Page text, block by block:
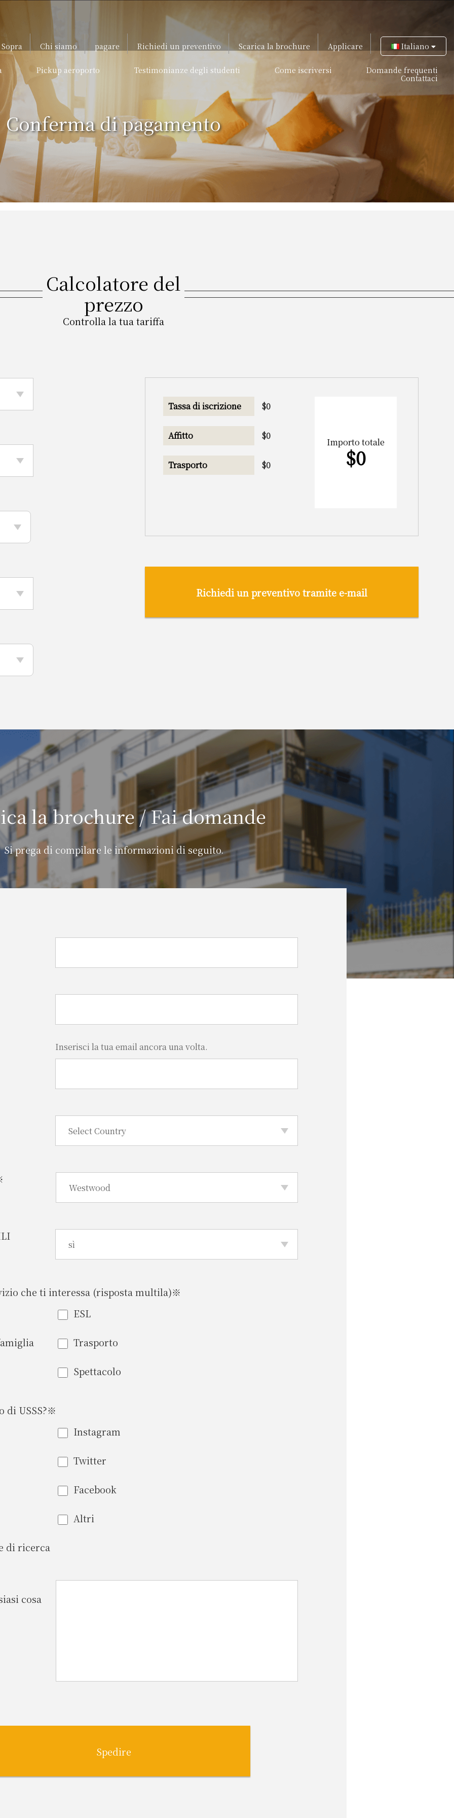
Sopra Chi siamo pagare Richiedi un preventivo Scarica la brochure Applicare Italiano
Pickup aeroporto Testimonianze degli studenti Come iscriversi
Domande frequenti
Contattaci
Conferma di pagamento
Calcolatore del
prezzo
Controlla la tua tariffa
Tassa di iscrizione $0
Affitto $0
Trasporto $0
Importo totale
$0
Richiedi un preventivo tramite e-mail
la brochure / Fai domande
Si prega di compilare le informazioni di seguito.
Inserisci la tua email ancora una volta.
che ti interessa (risposta multila)※
ESL
Trasporto
Spettacolo
di USSS?※
Instagram
Twitter
Facebook
Altri
di ricerca
cosa
Spedire